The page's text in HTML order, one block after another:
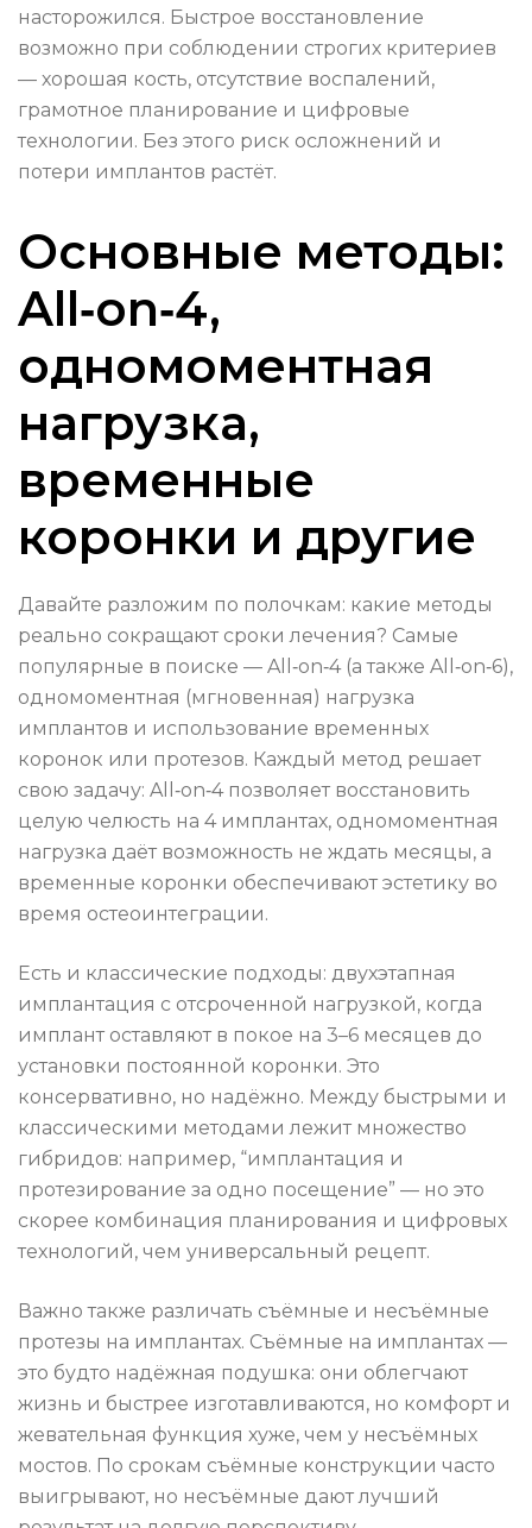
насторожился. Быстрое восстановление
возможно при соблюдении строгих критериев
— хорошая кость, отсутствие воспалений,
грамотное планирование и цифровые
технологии. Без этого риск осложнений и
потери имплантов растёт.
Основные методы:
All‑on‑4,
одномоментная
нагрузка,
временные
коронки и другие
Давайте разложим по полочкам: какие методы
реально сокращают сроки лечения? Самые
популярные в поиске — All‑on‑4 (а также All‑on‑6),
одномоментная (мгновенная) нагрузка
имплантов и использование временных
коронок или протезов. Каждый метод решает
свою задачу: All‑on‑4 позволяет восстановить
целую челюсть на 4 имплантах, одномоментная
нагрузка даёт возможность не ждать месяцы, а
временные коронки обеспечивают эстетику во
время остеоинтеграции.
Есть и классические подходы: двухэтапная
имплантация с отсроченной нагрузкой, когда
имплант оставляют в покое на 3–6 месяцев до
установки постоянной коронки. Это
консервативно, но надёжно. Между быстрыми и
классическими методами лежит множество
гибридов: например, “имплантация и
протезирование за одно посещение” — но это
скорее комбинация планирования и цифровых
технологий, чем универсальный рецепт.
Важно также различать съёмные и несъёмные
протезы на имплантах. Съёмные на имплантах —
это будто надёжная подушка: они облегчают
жизнь и быстрее изготавливаются, но комфорт и
жевательная функция хуже, чем у несъёмных
мостов. По срокам съёмные конструкции часто
выигрывают, но несъёмные дают лучший